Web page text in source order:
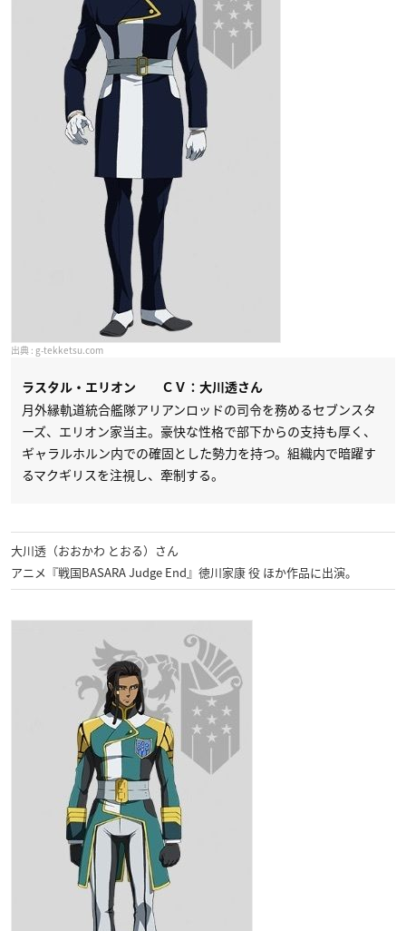
g-tekketsu.com
ラスタル・エリオン ＣＶ：大川透さん
月外縁軌道統合艦隊アリアンロッドの司令を務めるセブンスタ
ーズ、エリオン家当主。豪快な性格で部下からの支持も厚く、
ギャラルホルン内での確固とした勢力を持つ。組織内で暗躍す
るマクギリスを注視し、牽制する。
大川透（おおかわ とおる）さん
アニメ『戦国BASARA Judge End』徳川家康 役 ほか作品に出演。